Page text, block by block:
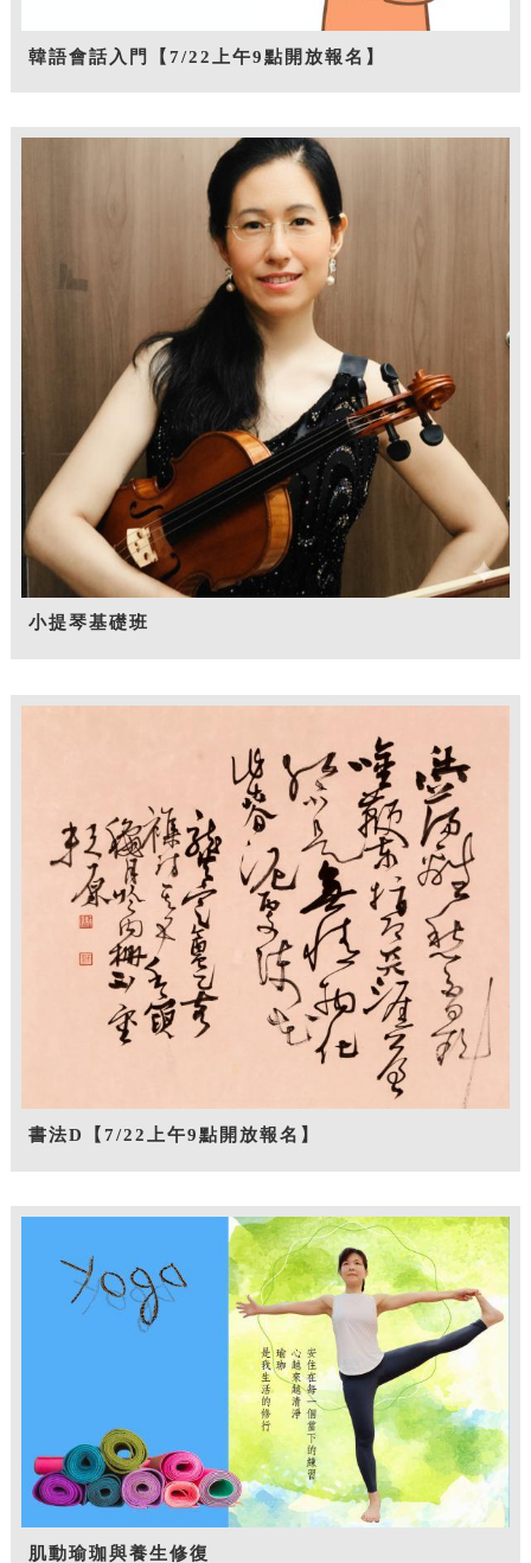
韓語會話入門【7/22上午9點開放報名】
小提琴基礎班
書法D【7/22上午9點開放報名】
肌動瑜珈與養生修復